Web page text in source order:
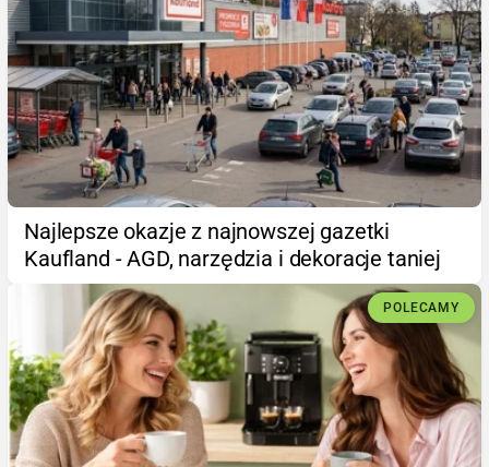
Najlepsze okazje z najnowszej gazetki
Kaufland - AGD, narzędzia i dekoracje taniej
POLECAMY